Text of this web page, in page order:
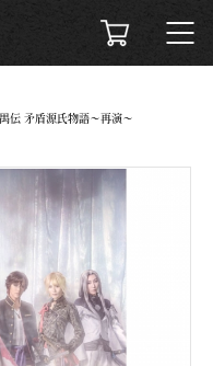
伝 矛盾源氏物語～再演～